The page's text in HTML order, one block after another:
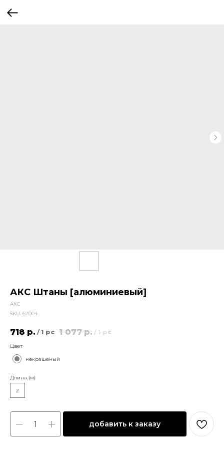
АКС Штаны [алюминиевый]
АКС
SKU: 67004
718 р. / 1 pc 1 077 р. / 1 pc
Цвет
некрашеный
Длина (м)
2
добавить к заказу